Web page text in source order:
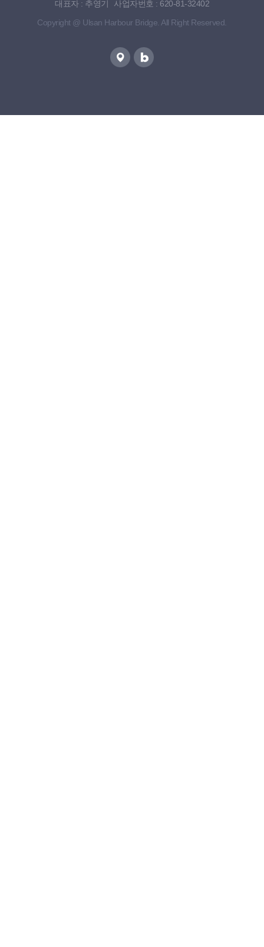
대표자 : 추영기
사업자번호 : 620-81-32402
Copyright @ Ulsan Harbour Bridge. All Right Reserved.